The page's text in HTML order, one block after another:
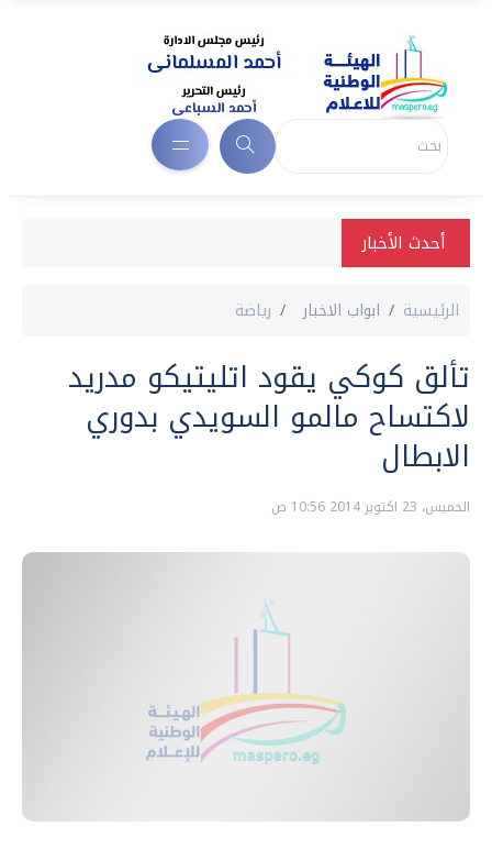
أحدث الأخبار
الرئيسية ابواب الاخبار رياضة
تألق كوكي يقود اتليتيكو مدريد
لاكتساح مالمو السويدي بدوري
الابطال
الخميس، 23 اكتوبر 2014 10:56 ص